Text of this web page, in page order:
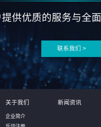
供优质的服务与全
联系我们 >
关于我们
企业简介
新闻资讯